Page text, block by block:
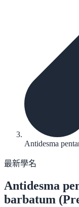
Antidesma
最新學名
Antidesma
barbatum